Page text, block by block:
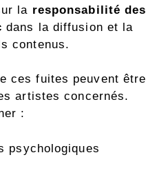
la responsabilité des
dans la diffusion et la
contenus.
ces fuites peuvent être
artistes concernés.
:
psychologiques